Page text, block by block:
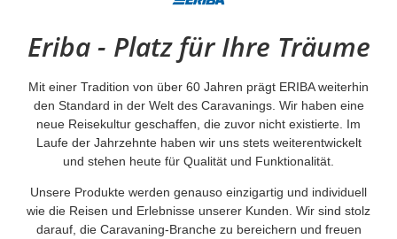
Eriba - Platz für Ihre Träume
Mit einer Tradition von über 60 Jahren prägt ERIBA weiterhin
den Standard in der Welt des Caravanings. Wir haben eine
neue Reisekultur geschaffen, die zuvor nicht existierte. Im
Laufe der Jahrzehnte haben wir uns stets weiterentwickelt
und stehen heute für Qualität und Funktionalität.
Unsere Produkte werden genauso einzigartig und individuell
wie die Reisen und Erlebnisse unserer Kunden. Wir sind stolz
darauf, die Caravaning-Branche zu bereichern und freuen